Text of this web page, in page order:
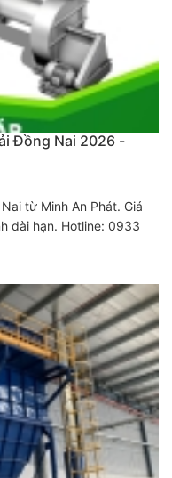
Đồng Nai 2026 -
từ Minh An Phát. Giá
dài hạn. Hotline: 0933